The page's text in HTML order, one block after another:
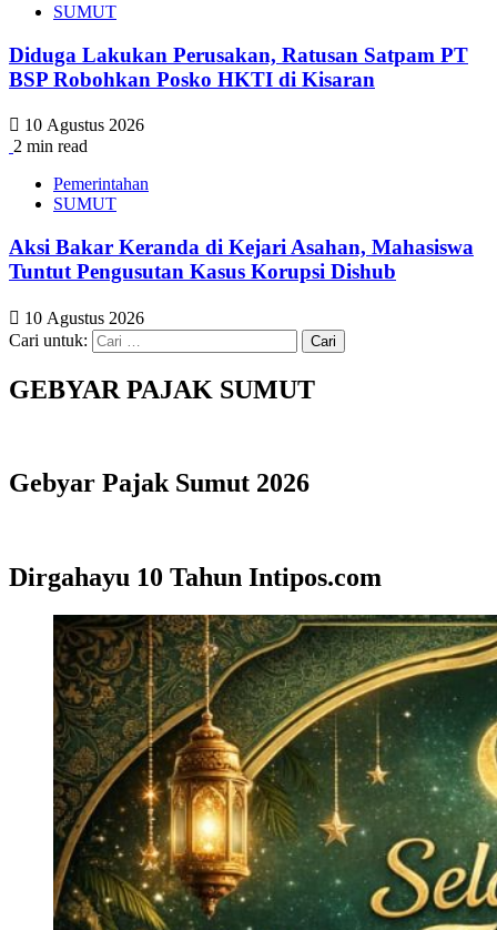
SUMUT
Diduga Lakukan Perusakan, Ratusan Satpam PT
BSP Robohkan Posko HKTI di Kisaran
10 Agustus 2026
2 min read
Pemerintahan
SUMUT
Aksi Bakar Keranda di Kejari Asahan, Mahasiswa
Tuntut Pengusutan Kasus Korupsi Dishub
10 Agustus 2026
Cari untuk:
GEBYAR PAJAK SUMUT
Gebyar Pajak Sumut 2026
Dirgahayu 10 Tahun Intipos.com